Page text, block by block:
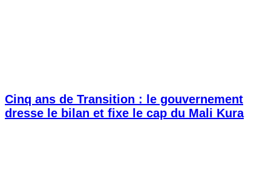
Cinq ans de Transition : le gouvernement
dresse le bilan et fixe le cap du Mali Kura